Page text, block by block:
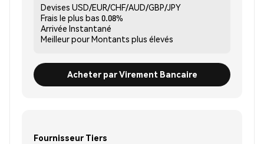
Devises USD/EUR/CHF/AUD/GBP/JPY
Frais le plus bas 0.08%
Arrivée Instantané
Meilleur pourMontants plus élevés
Acheter par Virement Bancaire
Fournisseur Tiers